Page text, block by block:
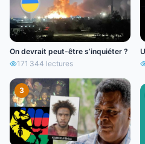
On devrait peut-être s’inquiéter ?
171 344 lectures
3